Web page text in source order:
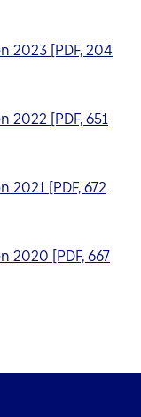
2023 [PDF, 204
2022 [PDF, 651
[PDF, 672
2020 [PDF, 667